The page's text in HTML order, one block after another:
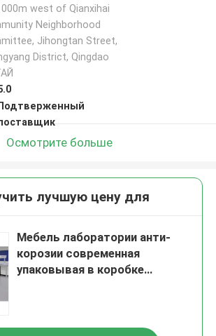
west of Qianxihai
Neighborhood
Jihongtan Street,
District, Qingdao
Подтверженный
Осмотрите больше
лучшую цену для
Мебель лаборатории анти-
корозии современная
упаковывая в коробке